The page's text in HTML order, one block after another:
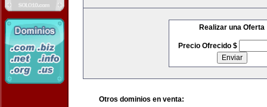
Realizar una Oferta
Precio Ofrecido $
Otros dominios en venta: